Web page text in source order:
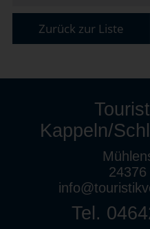
Zurück zur Liste
Kappeln/
24376
Tel.